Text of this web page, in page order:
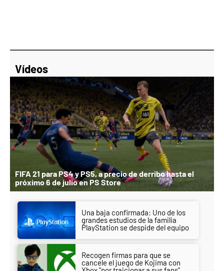
Vídeos
FIFA 21 para PS4 y PS5, a precio de derribo hasta el
próximo 6 de julio en PS Store
Una baja confirmada: Uno de los
grandes estudios de la familia
PlayStation se despide del equipo
Recogen firmas para que se
cancele el juego de Kojima con